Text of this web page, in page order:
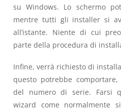
su Windows. Lo schermo
mentre tutti gli installer si
all’istante. Niente di cui
parte della procedura di
Infine, verrà richiesto di
questo potrebbe
del numero di serie. Farsi
wizard come normalmente